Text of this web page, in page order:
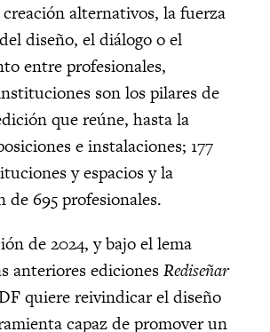
alternativos, la fuerza
diseño, el diálogo o el
entre profesionales,
son los pilares de
que reúne, hasta la
e instalaciones; 177
y espacios y la
de 695 profesionales.
de 2024, y bajo el lema
anteriores edicionesRediseñar
quiere reivindicar el diseño
capaz de promover un